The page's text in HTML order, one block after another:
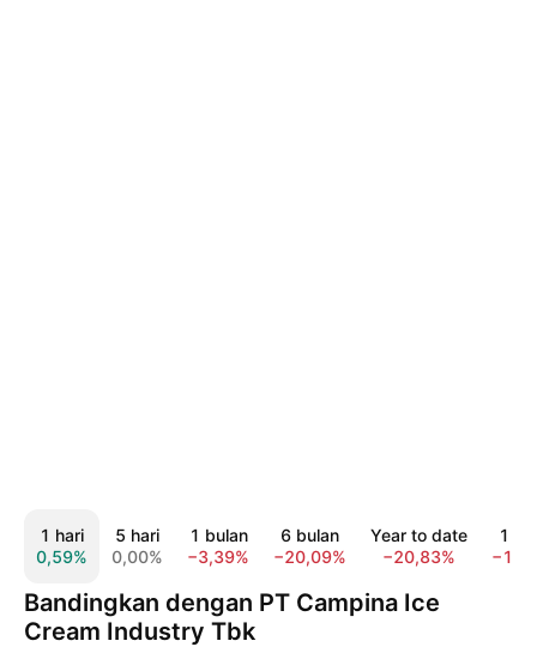
1 hari
0,59%
5 hari
0,00%
1 bulan
−3,39%
6 bulan
−20,09%
Year to date
−20,83%
1
Bandingkan dengan PT Campina Ice
Cream Industry Tbk